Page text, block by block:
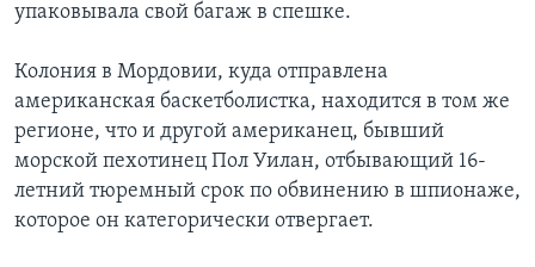
упаковывала свой багаж в спешке.
Колония в Мордовии, куда отправлена
американская баскетболистка, находится в том же
регионе, что и другой американец, бывший
морской пехотинец Пол Уилан, отбывающий 16-
летний тюремный срок по обвинению в шпионаже,
которое он категорически отвергает.